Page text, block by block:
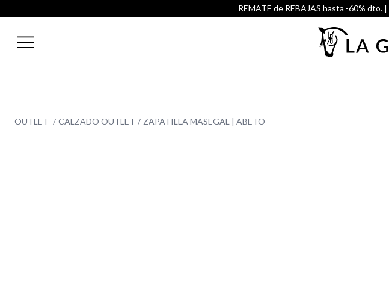
REMATE de REBAJAS hasta -60% dto. |
OUTLET CALZADO OUTLET ZAPATILLA MASEGAL | ABETO